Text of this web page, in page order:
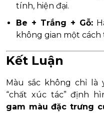
tính, hiện đại.
Be + Trắng + Gỗ:
không gian một cách
Kết Luận
Màu sắc không chỉ
“chất xúc tác” định
gam màu đặc trưng